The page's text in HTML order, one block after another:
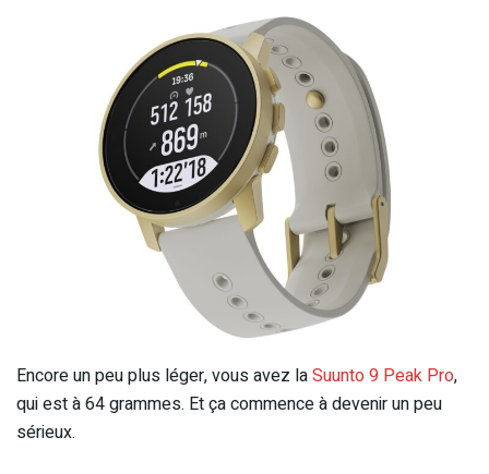
Encore un peu plus léger, vous avez laSuunto 9 Peak Pro,
qui est à 64 grammes. Et ça commence à devenir un peu
sérieux.